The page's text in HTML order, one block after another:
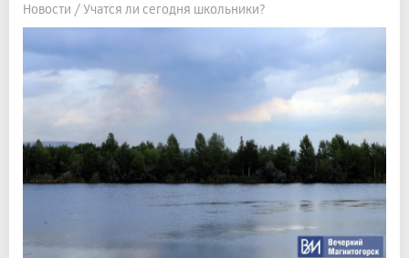
Новости / Учатся ли сегодня школьники?